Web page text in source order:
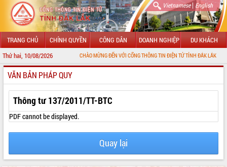
Vietnamese| English
TRANG CHỦ CHÍNH QUYỀN CÔNG DÂN DOANH NGHIỆP DU KHÁCH
Thứ hai, 10/08/2026CHÀO MỪNG ĐẾN VỚI CỔNG THÔNG TIN ĐIỆN TỬ TỈNH ĐẮK LẮK
GIỚI THIỆU
TIN TỨC SỰ KIỆN
UBND CÁC XÃ, PHƯỜNG
VĂN BẢN PHÁP QUY
Thông tư 137/2011/TT-BTC
PDF cannot be displayed.
Quay lại